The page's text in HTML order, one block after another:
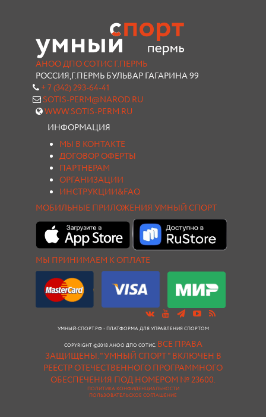
АНОО ДПО СОТИС Г.ПЕРМЬ
РОССИЯ,Г.ПЕРМЬ БУЛЬВАР ГАГАРИНА 99
+ 7 (342) 293-64-41
SOTIS-PERM@NAROD.RU
WWW.SOTIS-PERM.RU
ИНФОРМАЦИЯ
МЫ В КОНТАКТЕ
ДОГОВОР ОФЕРТЫ
ПАРТНЕРАМ
ОРГАНИЗАЦИИ
ИНСТРУКЦИИ&FAQ
МОБИЛЬНЫЕ ПРИЛОЖЕНИЯ УМНЫЙ СПОРТ
МЫ ПРИНИМАЕМ К ОПЛАТЕ
УМНЫЙ-СПОРТ.РФ - ПЛАТФОРМА ДЛЯ УПРАВЛЕНИЯ СПОРТОМ
COPYRIGHT ©2018 АНОО ДПО СОТИС. ВСЕ ПРАВА
ЗАЩИЩЕНЫ."УМНЫЙ СПОРТ " ВКЛЮЧЕН В
РЕЕСТР ОТЕЧЕСТВЕННОГО ПРОГРАММНОГО
ОБЕСПЕЧЕНИЯ ПОД НОМЕРОМ № 23600.
ПОЛИТИКА КОНФИДЕНЦИАЛЬНОСТИ
ПОЛЬЗОВАТЕЛЬСКОЕ СОГЛАШЕНИЕ